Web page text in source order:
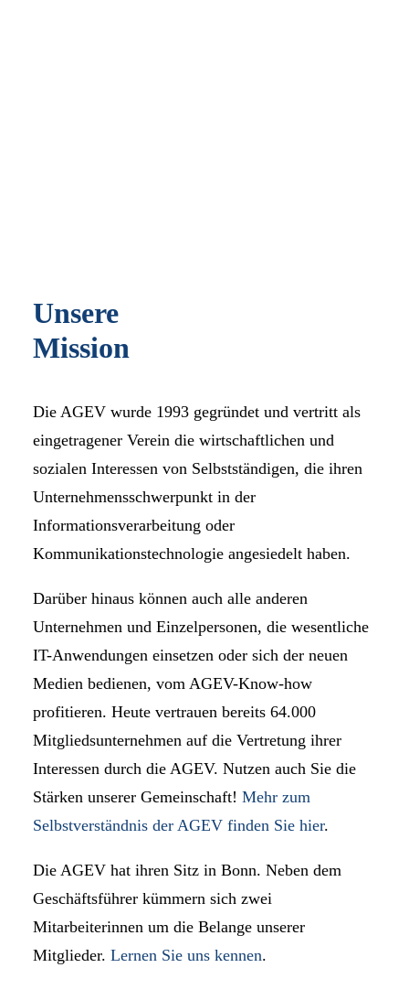
Unsere
Mission
Die AGEV wurde 1993 gegründet und vertritt als
eingetragener Verein die wirtschaftlichen und
sozialen Interessen von Selbstständigen, die ihren
Unternehmensschwerpunkt in der
Informationsverarbeitung oder
Kommunikationstechnologie angesiedelt haben.
Darüber hinaus können auch alle anderen
Unternehmen und Einzelpersonen, die wesentliche
IT-Anwendungen einsetzen oder sich der neuen
Medien bedienen, vom AGEV-Know-how
profitieren. Heute vertrauen bereits 64.000
Mitgliedsunternehmen auf die Vertretung ihrer
Interessen durch die AGEV. Nutzen auch Sie die
Stärken unserer Gemeinschaft! Mehr zum
Selbstverständnis der AGEV finden Sie hier.
Die AGEV hat ihren Sitz in Bonn. Neben dem
Geschäftsführer kümmern sich zwei
Mitarbeiterinnen um die Belange unserer
Mitglieder. Lernen Sie uns kennen.